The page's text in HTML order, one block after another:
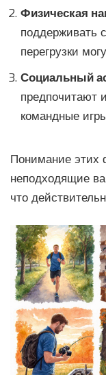
Физическая
поддерживать
перегрузки
Социальный
предпочитают
командные
Понимание этих
неподходящие
что